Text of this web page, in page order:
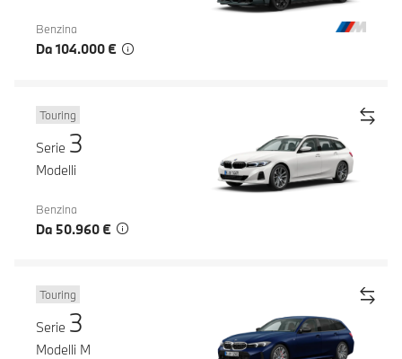
Benzina
Da 104.000 €
Touring
Serie 3
Modelli
Benzina
Da 50.960 €
Touring
Serie 3
Modelli M